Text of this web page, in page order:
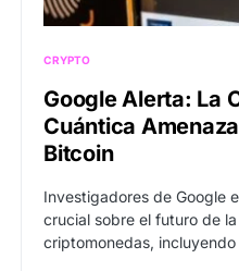
CRYPTO
Google Alerta: La
Cuántica
Bitcoin
Investigadores de Google
crucial sobre el futuro de
criptomonedas,